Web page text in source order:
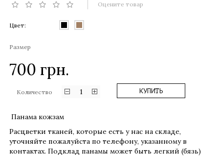
Оцените товар
Цвет:
Размер
700 грн.
Количество 1 КУПИТЬ
Панама кожзам
Расцветки тканей, которые есть у нас на складе,
уточняйте пожалуйста по телефону, указанному в
контактах. Подклад панамы может быть легкий (бязь)